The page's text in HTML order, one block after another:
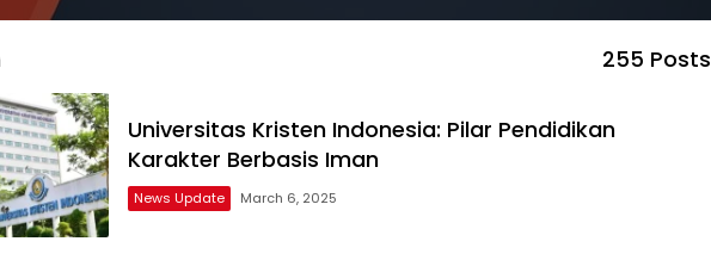
255 Posts
Universitas Kristen Indonesia: Pilar Pendidikan
Karakter Berbasis Iman
News Update March 6, 2025